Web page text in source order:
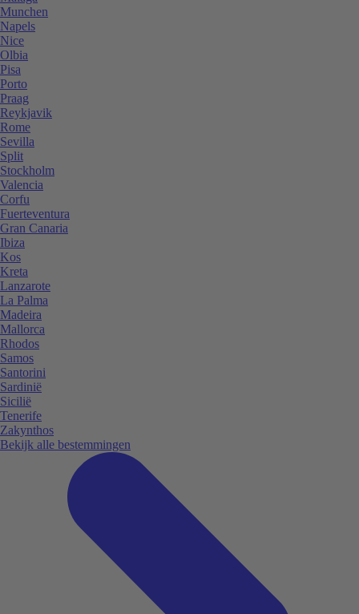
Munchen
Napels
Nice
Olbia
Pisa
Porto
Praag
Reykjavik
Rome
Sevilla
Split
Stockholm
Valencia
Corfu
Fuerteventura
Gran Canaria
Ibiza
Kos
Kreta
Lanzarote
La Palma
Madeira
Mallorca
Rhodos
Samos
Santorini
Sardinië
Sicilië
Tenerife
Zakynthos
Bekijk alle bestemmingen